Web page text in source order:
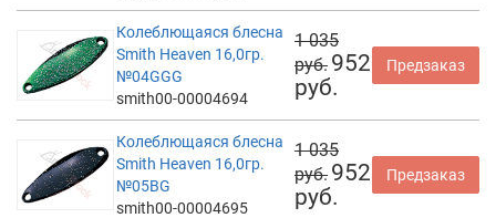
Колеблющаяся блесна
Smith Heaven 16,0гр.
№04GGG
smith00-00004694
1 035
руб. 952
руб.
Предзаказ
Колеблющаяся блесна
Smith Heaven 16,0гр.
№05BG
smith00-00004695
1 035
руб. 952
руб.
Предзаказ